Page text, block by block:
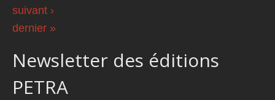
suivant ›
dernier »
Newsletter des éditions
PETRA